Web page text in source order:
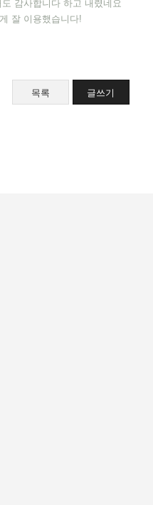
감사합니다 하고 내렸네요
잘 이용했습니다!
목록 글쓰기